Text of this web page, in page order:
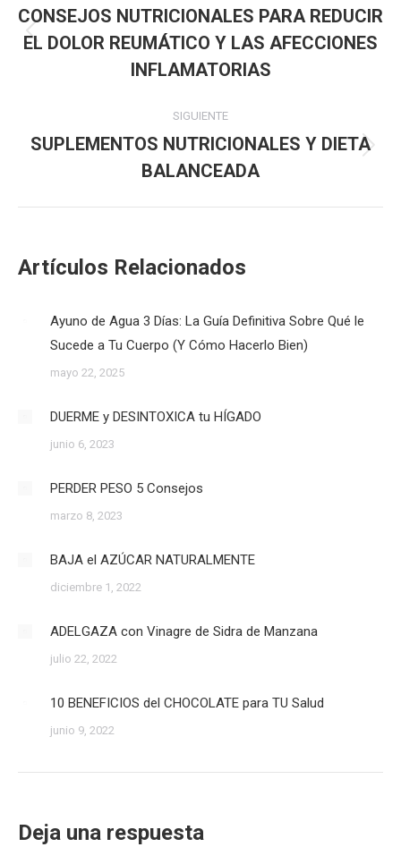
entre
publicacionesPublicación
anterior:
CONSEJOS NUTRICIONALES PARA REDUCIR
EL DOLOR REUMÁTICO Y LAS AFECCIONES
INFLAMATORIAS
SIGUIENTE
Publicación
siguiente:
SUPLEMENTOS NUTRICIONALES Y DIETA
BALANCEADA
Artículos Relacionados
Ayuno de Agua 3 Días: La Guía Definitiva Sobre Qué le
Sucede a Tu Cuerpo (Y Cómo Hacerlo Bien)
mayo 22, 2025
DUERME y DESINTOXICA tu HÍGADO
junio 6, 2023
PERDER PESO 5 Consejos
marzo 8, 2023
BAJA el AZÚCAR NATURALMENTE
diciembre 1, 2022
ADELGAZA con Vinagre de Sidra de Manzana
julio 22, 2022
10 BENEFICIOS del CHOCOLATE para TU Salud
junio 9, 2022
Deja una respuesta